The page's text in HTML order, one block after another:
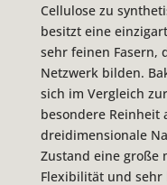
Cellulose zu
besitzt eine
sehr feinen Fasern,
Netzwerk bilden.
sich im Vergleich
besondere Reinheit
dreidimensionale
Zustand eine große
Flexibilität und sehr